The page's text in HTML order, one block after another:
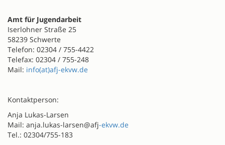
Amt für Jugendarbeit
Iserlohner Straße 25
58239 Schwerte
Telefon: 02304 / 755-4422
Telefax: 02304 / 755-248
Mail: info(at)afj-ekvw.de
Kontaktperson:
Anja Lukas-Larsen
Mail: anja.lukas-larsen@afj-ekvw.de
Tel.: 02304/755-183